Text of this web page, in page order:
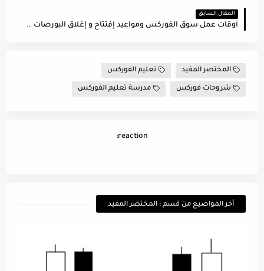
المقال السابق
أوقات عمل سوق الفوركس ومواعيد إفتتاح و إغلاق البورصات العالمية
المختصر المفيد تعليم الفوركس
شروحات فوركس مدرسة تعليم الفوركس
reaction:
أخر المواضيع من قسم : المختصر المفيد